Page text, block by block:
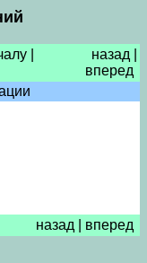
назад
вперед
назад вперед